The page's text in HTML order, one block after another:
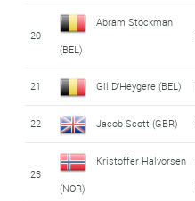
20
Abram Stockman
(BEL)
21 Gil D'Heygere (BEL)
22 Jacob Scott (GBR)
23
Kristoffer Halvorsen
(NOR)